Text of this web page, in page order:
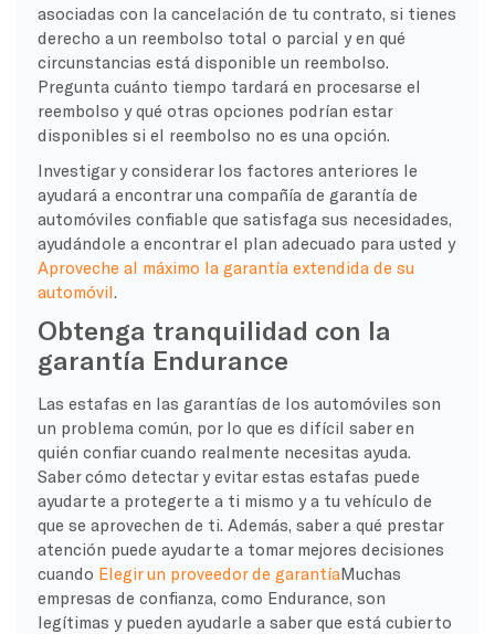
asociadas con la cancelación de tu contrato, si tienes
derecho a un reembolso total o parcial y en qué
circunstancias está disponible un reembolso.
Pregunta cuánto tiempo tardará en procesarse el
reembolso y qué otras opciones podrían estar
disponibles si el reembolso no es una opción.
Investigar y considerar los factores anteriores le
ayudará a encontrar una compañía de garantía de
automóviles confiable que satisfaga sus necesidades,
ayudándole a encontrar el plan adecuado para usted y
Aproveche al máximo la garantía extendida de su
automóvil
Obtenga tranquilidad con la
garantía Endurance
Las estafas en las garantías de los automóviles son
un problema común, por lo que es difícil saber en
quién confiar cuando realmente necesitas ayuda.
Saber cómo detectar y evitar estas estafas puede
ayudarte a protegerte a ti mismo y a tu vehículo de
que se aprovechen de ti. Además, saber a qué prestar
atención puede ayudarte a tomar mejores decisiones
cuando Elegir un proveedor de garantíaMuchas
empresas de confianza, como Endurance, son
legítimas y pueden ayudarle a saber que está cubierto